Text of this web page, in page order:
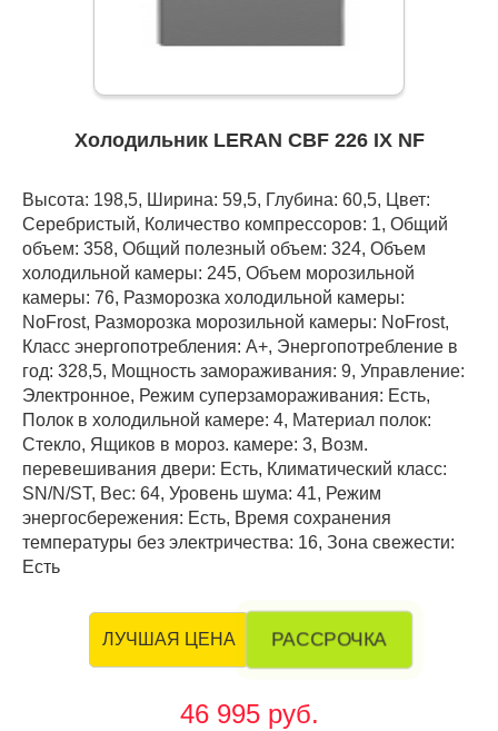
Холодильник LERAN CBF 226 IX NF
Высота: 198,5, Ширина: 59,5, Глубина: 60,5, Цвет:
Серебристый, Количество компрессоров: 1, Общий
объем: 358, Общий полезный объем: 324, Объем
холодильной камеры: 245, Объем морозильной
камеры: 76, Разморозка холодильной камеры:
NoFrost, Разморозка морозильной камеры: NoFrost,
Класс энергопотребления: А+, Энергопотребление в
год: 328,5, Мощность замораживания: 9, Управление:
Электронное, Режим суперзамораживания: Есть,
Полок в холодильной камере: 4, Материал полок:
Стекло, Ящиков в мороз. камере: 3, Возм.
перевешивания двери: Есть, Климатический класс:
SN/N/ST, Вес: 64, Уровень шума: 41, Режим
энергосбережения: Есть, Время сохранения
температуры без электричества: 16, Зона свежести:
Есть
ЛУЧШАЯ ЦЕНА РАССРОЧКА
46 995 руб.